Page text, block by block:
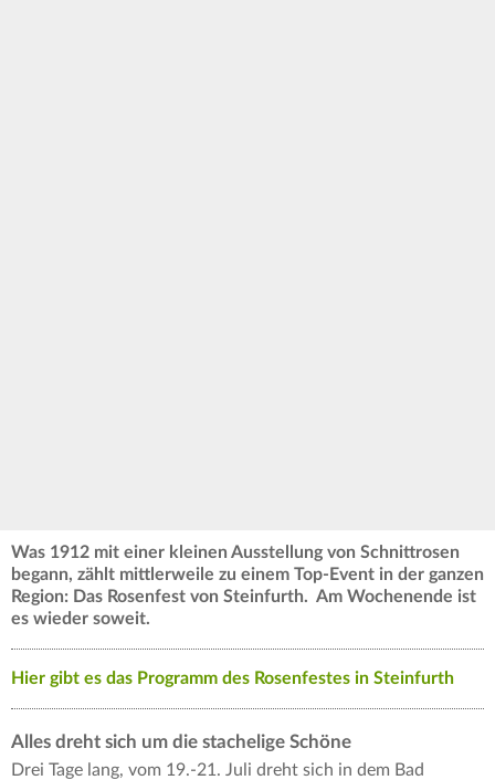
Was 1912 mit einer kleinen Ausstellung von Schnittrosen
begann, zählt mittlerweile zu einem Top-Event in der ganzen
Region: Das Rosenfest von Steinfurth. Am Wochenende ist
es wieder soweit.
Hier gibt es das Programm des Rosenfestes in Steinfurth
Alles dreht sich um die stachelige Schöne
Drei Tage lang, vom 19.-21. Juli dreht sich in dem Bad